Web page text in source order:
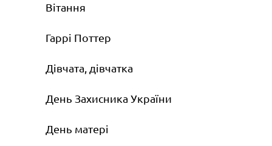
Вітання
Гаррі Поттер
Дівчата, дівчатка
День Захисника України
День матері